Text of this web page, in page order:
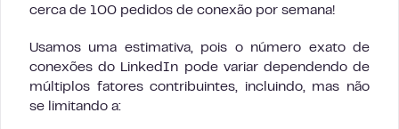
cerca de 100 pedidos de conexão por semana!
Usamos uma estimativa, pois o número exato de
conexões do LinkedIn pode variar dependendo de
múltiplos fatores contribuintes, incluindo, mas não
se limitando a: